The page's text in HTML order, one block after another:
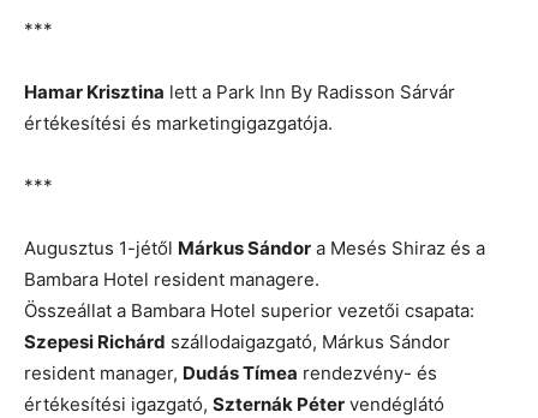
***
Hamar Krisztina lett a Park Inn By Radisson Sárvár
értékesítési és marketingigazgatója.
***
Augusztus 1-jétől Márkus Sándor a Mesés Shiraz és a
Bambara Hotel resident managere.
Összeállat a Bambara Hotel superior vezetői csapata:
Szepesi Richárd szállodaigazgató, Márkus Sándor
resident manager, Dudás Tímea rendezvény- és
értékesítési igazgató, Szternák Péter vendéglátó